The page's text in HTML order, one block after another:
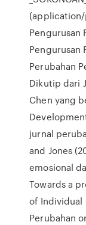
Pengurusan
Pengurusan
Perubahan
Dikutip dari
Chen yang
jurnal
and Jones
emosional
Towards a
of Individual
Perubahan